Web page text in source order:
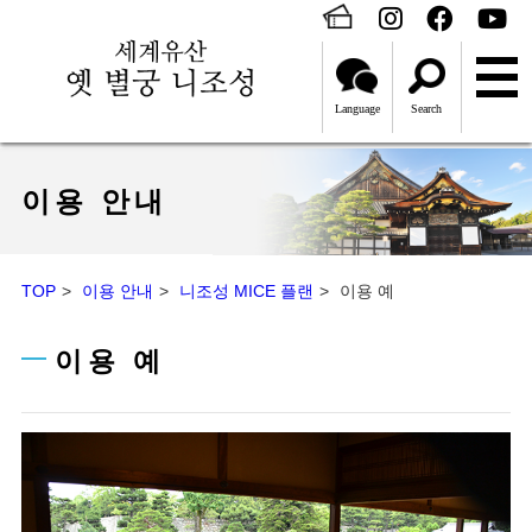
Language Search
이용 안내
TOP 이용 안내 니조성 MICE 플랜 이용 예
이용 예